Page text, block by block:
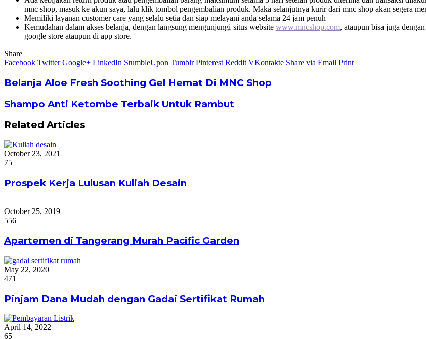
mnc shop, masuk ke akun saya, lalu klik tombol pengembalian produk. Maka selanjutnya kurir dari mnc shop akan segera
Memiliki layanan customer care yang selalu setia dan siap melayani anda selama 24 jam penuh
Kemudahan dalam akses belanja, dengan langsung mengunjungi situs website www.mncshop.com, ataupun bisa juga
google store ataupun di app store.
Share
Facebook Twitter Google+ LinkedIn StumbleUpon Tumblr Pinterest Reddit VKontakte Share via Email Print
Belanja Aloe Fresh Soothing Gel Hemat Di MNC Shop
Shampo Anti Ketombe Terbaik Untuk Rambut
Related Articles
October 23, 2021
75
Prospek Kerja Lulusan Kuliah Desain
October 25, 2019
556
Apartemen di Tangerang Murah Pacific Garden
May 22, 2020
471
Pinjam Dana Mudah dengan Gadai Sertifikat Rumah
April 14, 2022
65